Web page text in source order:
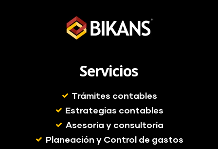
Servicios
Trámites contables
Estrategias contables
Asesoría y consultoría
Planeación y Control de gastos